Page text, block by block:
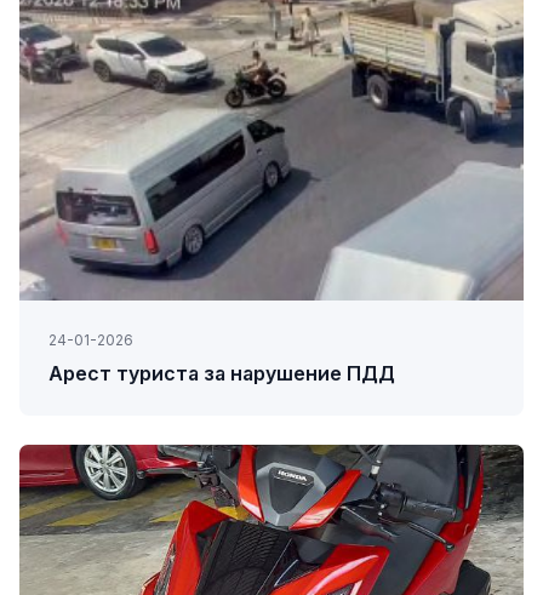
24-01-2026
Арест туриста за нарушение ПДД